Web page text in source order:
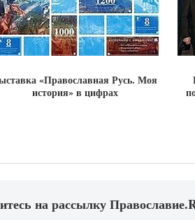
«Православная Русь. Моя
история» в цифрах
на рассылку